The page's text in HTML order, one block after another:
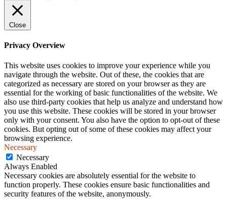
Close
Privacy Overview
This website uses cookies to improve your experience while you
navigate through the website. Out of these, the cookies that are
categorized as necessary are stored on your browser as they are
essential for the working of basic functionalities of the website. We
also use third-party cookies that help us analyze and understand how
you use this website. These cookies will be stored in your browser
only with your consent. You also have the option to opt-out of these
cookies. But opting out of some of these cookies may affect your
browsing experience.
Necessary
Necessary
Always Enabled
Necessary cookies are absolutely essential for the website to
function properly. These cookies ensure basic functionalities and
security features of the website, anonymously.